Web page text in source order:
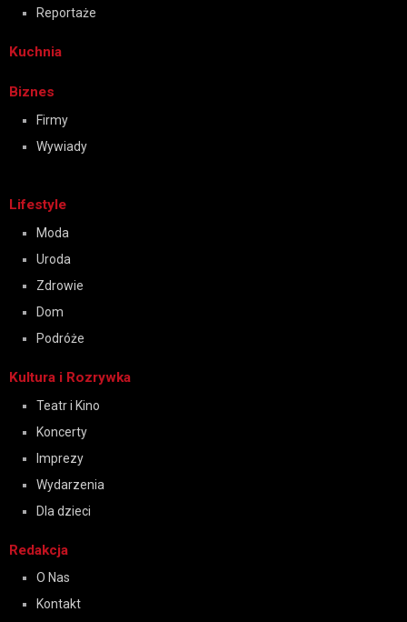
Reportaże
Kuchnia
Biznes
Firmy
Wywiady
Lifestyle
Moda
Uroda
Zdrowie
Dom
Podróże
Kultura i Rozrywka
Teatr i Kino
Koncerty
Imprezy
Wydarzenia
Dla dzieci
Redakcja
O Nas
Kontakt